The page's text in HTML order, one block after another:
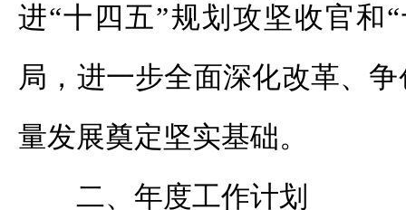
进“十四五”规划攻坚收官和
局，进一步全面深化改革、
量发展奠定坚实基础。
二、年度工作计划